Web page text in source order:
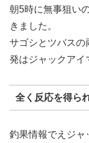
朝5時に無事狙い
きました。
サゴシとツバスの
発はジャックアイ
全く反応を得ら
釣果情報でえジャ